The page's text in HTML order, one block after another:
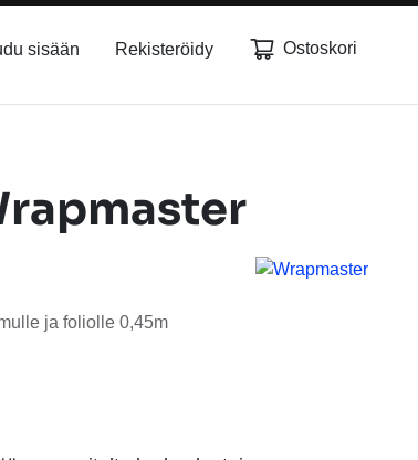
sisään Rekisteröidy Ostoskori
ja foliolle 0,45m